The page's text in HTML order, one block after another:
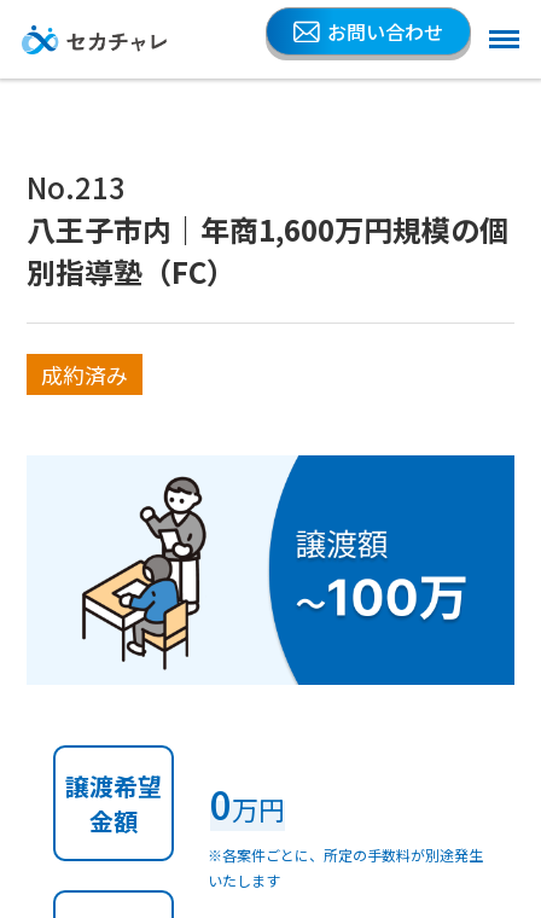
お問い合わせ
No.213
八王子市内｜年商1,600万円規模の個
別指導塾（FC）
成約済み
譲渡希望
金額
0万円
※各案件ごとに、所定の手数料が別途発生
いたします